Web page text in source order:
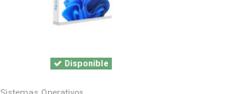
Disponible